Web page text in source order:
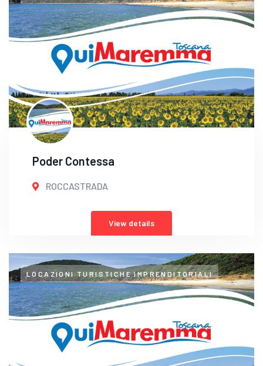
Poder Contessa
ROCCASTRADA
View details
LOCAZIONI TURISTICHE IMPRENDITORIALI